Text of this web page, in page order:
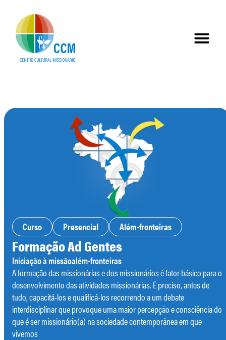
Curso Presencial Além-fronteiras
Formação Ad Gentes
Iniciação à missãoalém-fronteiras
A formação das missionárias e dos missionários é fator básico para o
desenvolvimento das atividades missionárias. É preciso, antes de
tudo, capacitá-los e qualificá-los recorrendo a um debate
interdisciplinar que provoque uma maior percepção e consciência do
que é ser missionário(a) na sociedade contemporânea em que
vivemos